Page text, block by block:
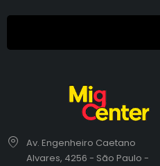
Av. Engenheiro Caetano
Alvares, 4256 - São Paulo -